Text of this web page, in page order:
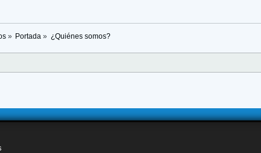
» Portada » ¿Quiénes somos?